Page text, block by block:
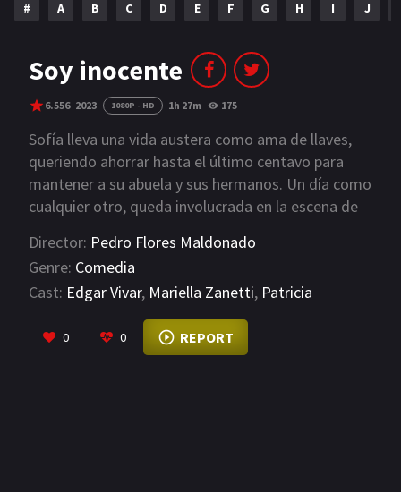
AÑOS
2023 2022
2021 2020
2019 2018
2014 2006
2002 2001
# A B C D E F G H I J
Soy inocente
6.556 2023 1080P - HD 1h 27m 175
Sofía lleva una vida austera como ama de llaves,
queriendo ahorrar hasta el último centavo para
mantener a su abuela y sus hermanos. Un día como
cualquier otro, queda involucrada en la escena de
inocente, pero sus huellas están por todas partes.
Para mantener su trabajo en el Hotel Colonial y lo
más importante, no ir a la cárcel, Sofía debe
demostrar su inocencia. Pero necesita ayuda, por
eso incrimina también a Mame, su compañera de
Director: Pedro Flores Maldonado
Genre: Comedia
Cast: Edgar Vivar, Mariella Zanetti, Patricia
VIEW MORE
0 0 REPORT